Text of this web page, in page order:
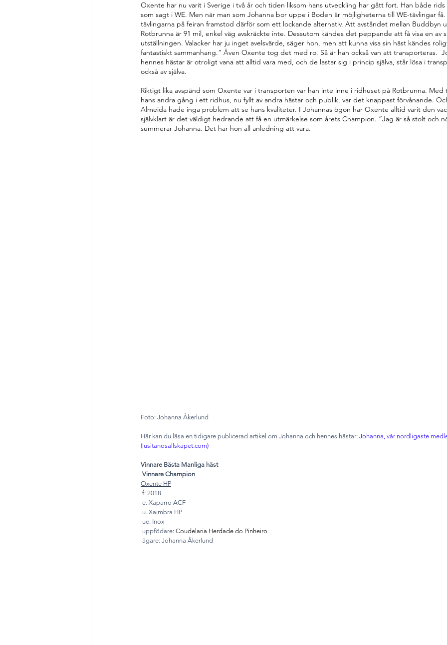
Oxente har nu varit i Sverige i två år och tiden liksom hans utveckling har gått fort. Han både
som sagt i WE. Men när man som Johanna bor uppe i Boden är möjligheterna till WE-tävlingar
tävlingarna på feiran framstod därför som ett lockande alternativ. Att avståndet mellan Buddbyn
Rotbrunna är 91 mil, enkel väg avskräckte inte. Dessutom kändes det peppande att få visa en av
utställningen. Valacker har ju inget avelsvärde, säger hon, men att kunna visa sin häst kändes
fantastiskt sammanhang.” Även Oxente tog det med ro. Så är han också van att transporteras.
hennes hästar är otroligt vana att alltid vara med, och de lastar sig i princip själva, står lösa i
också av själva.
Riktigt lika avspänd som Oxente var i transporten var han inte inne i ridhuset på Rotbrunna.
hans andra gång i ett ridhus, nu fyllt av andra hästar och publik, var det knappast förvånande.
Almeida hade inga problem att se hans kvaliteter. I Johannas ögon har Oxente alltid varit den
självklart är det väldigt hedrande att få en utmärkelse som årets Champion. ”Jag är så stolt och
summerar Johanna. Det har hon all anledning att vara.
Foto: Johanna Åkerlund
Här kan du läsa en tidigare publicerad artikel om Johanna och hennes hästar: Johanna, vår nordligaste
(lusitanosallskapet.com)
Vinnare Bästa Manliga häst
Vinnare Champion
Oxente HP
f: 2018
e. Xaparro ACF
u. Xaimbra HP
ue. Inox
uppfödare: Coudelaria Herdade do Pinheiro
ägare: Johanna Åkerlund